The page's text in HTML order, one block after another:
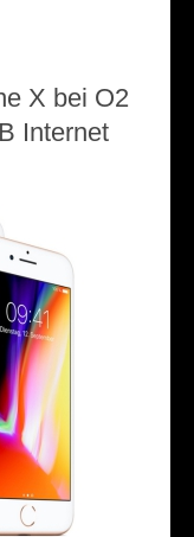
X bei O2
Internet